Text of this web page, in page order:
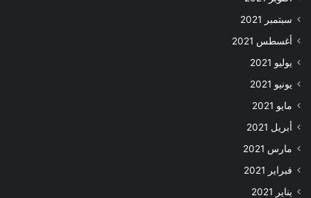
سبتمبر 2021
أغسطس 2021
يوليو 2021
يونيو 2021
مايو 2021
أبريل 2021
مارس 2021
فبراير 2021
يناير 2021